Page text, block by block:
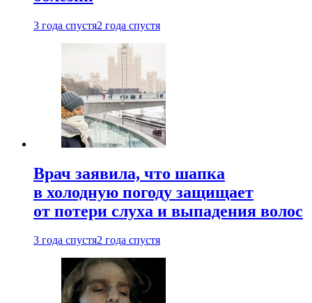
3 года спустя2 года спустя
Врач заявила, что шапка
в холодную погоду защищает
от потери слуха и выпадения волос
3 года спустя2 года спустя